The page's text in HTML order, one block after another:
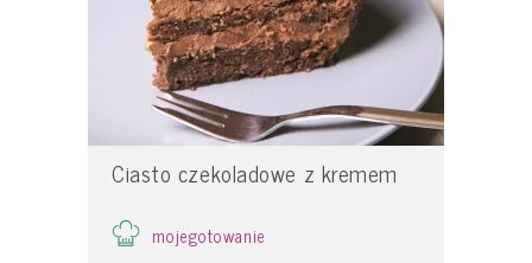
Ciasto czekoladowe z kremem
mojegotowanie